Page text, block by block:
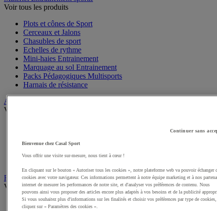
Voir tous les produits
Plots et cônes de Sport
Cerceaux et Jalons
Chasubles de sport
Echelles de rythme
Mini-haies Entrainement
Marquage au sol Entrainement
Packs Pédagogiques Multisports
Harnais de résistance
Arbitrage, Coaching
Voir tous les produits
Tableaux tactiques
Brassards de sport
Récompenses sportives
Voir tous les produits
Coupes et trophées sportifs
Continuer sans
Bienvenue chez Casal Sport
Vous offrir une visite sur-mesure, nous tient à cœur !
En cliquant sur le bouton « Autoriser tous les cookies », notre plateforme web va pouvoir échanger
cookies avec votre navigateur. Ces informations permettent à notre équipe marketing et à nos
internet de mesurer les performances de notre site, et d'analyser vos préférences de contenu. Nous
pouvons ainsi vous proposer des articles encore plus adaptés à vos besoins et de la publicité
Si vous souhaitez plus d'informations sur les finalités et choisir vos préférences par type de cookies,
cliquez sur « Paramètres des cookies ».